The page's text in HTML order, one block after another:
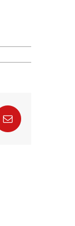
E-
Mail